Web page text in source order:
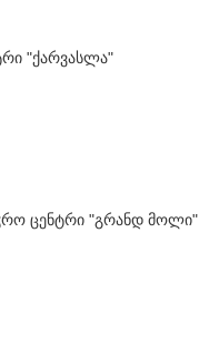
"ქარვასლა"
ცენტრი "გრანდ მოლი"